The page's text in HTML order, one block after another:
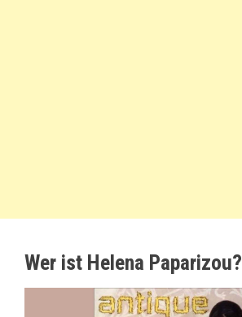
Wer ist Helena Paparizou?